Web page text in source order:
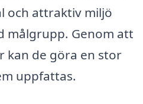
och attraktiv miljö
målgrupp. Genom att
kan de göra en stor
uppfattas.